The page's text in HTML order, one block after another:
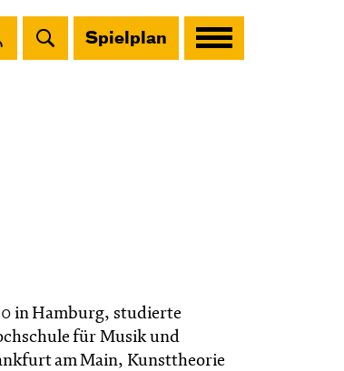
Spielplan
in Hamburg, studierte
für Musik und
am Main, Kunsttheorie